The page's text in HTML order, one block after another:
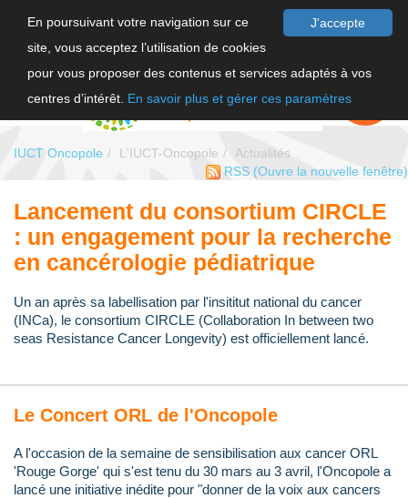
J'accepte
En poursuivant votre navigation sur ce
site, vous acceptez l’utilisation de cookies
pour vous proposer des contenus et services adaptés à vos
centres d’intérêt. En savoir plus et gérer ces paramètres
FAIRE UN
DON
IUCT Oncopole L'IUCT-Oncopole
Actualités
RSS (Ouvre la nouvelle fenêtre)
Lancement du consortium CIRCLE
: un engagement pour la recherche
en cancérologie pédiatrique
Un an après sa labellisation par l'insititut national du cancer
(INCa), le consortium CIRCLE (Collaboration In between two
seas Resistance Cancer Longevity) est officiellement lancé.
Le Concert ORL de l'Oncopole
A l'occasion de la semaine de sensibilisation aux cancer ORL
'Rouge Gorge' qui s'est tenu du 30 mars au 3 avril, l'Oncopole a
lancé une initiative inédite pour "donner de la voix aux cancers